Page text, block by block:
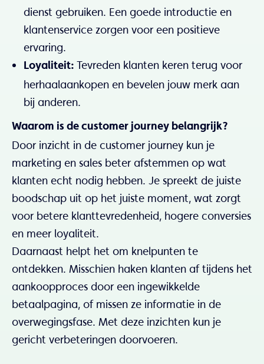
dienst gebruiken. Een goede introductie en
klantenservice zorgen voor een positieve
ervaring.
Loyaliteit: Tevreden klanten keren terug voor
herhaalaankopen en bevelen jouw merk aan
bij anderen.
Waarom is de customer journey belangrijk?
Door inzicht in de customer journey kun je
marketing en sales beter afstemmen op wat
klanten echt nodig hebben. Je spreekt de juiste
boodschap uit op het juiste moment, wat zorgt
voor betere klanttevredenheid, hogere conversies
en meer loyaliteit.
Daarnaast helpt het om knelpunten te
ontdekken. Misschien haken klanten af tijdens het
aankoopproces door een ingewikkelde
betaalpagina, of missen ze informatie in de
overwegingsfase. Met deze inzichten kun je
gericht verbeteringen doorvoeren.